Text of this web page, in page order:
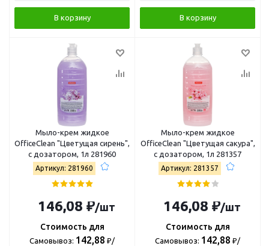
В корзину В корзину
Мыло-крем жидкое
OfficeClean "Цветущая сирень",
с дозатором, 1л 281960
Артикул: 281960
146,08 ₽/шт
Стоимость для
Самовывоз: 142,88 ₽/
Мыло-крем жидкое
OfficeClean "Цветущая сакура",
с дозатором, 1л 281357
Артикул: 281357
146,08 ₽/шт
Стоимость для
Самовывоз: 142,88 ₽/